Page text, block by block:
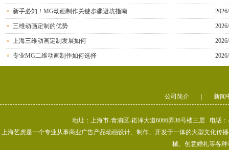
新手必知！MG动画制作关键步骤避坑指南
三维动画定制的优势
上海三维动画定制发展如何
专业MG二维动画制作如何选择
公司简介 新闻
地址：上海市-青浦区-崧泽大道6066弄36号楼三层 电话
上海艺虎是一个专业从事商业广告产品动画设计、制作、开发于一体的大型文化传
械、创意婚礼等各